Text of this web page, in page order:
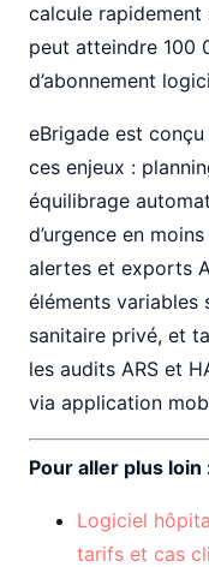
calcule rapidement
peut atteindre 100
d’abonnement
eBrigade est
ces enjeux :
équilibrage
d’urgence en
alertes et exports
éléments variables
sanitaire privé, et
les audits ARS et
via application
Pour aller plus loin
Logiciel
tarifs et cas